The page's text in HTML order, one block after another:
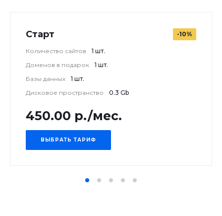
Старт -10%
Количество сайтов
1 шт.
Доменов в подарок
1 шт.
Базы данных
1 шт.
Дисковое пространство
0.3 Gb
450.00 р./мес.
ВЫБРАТЬ ТАРИФ